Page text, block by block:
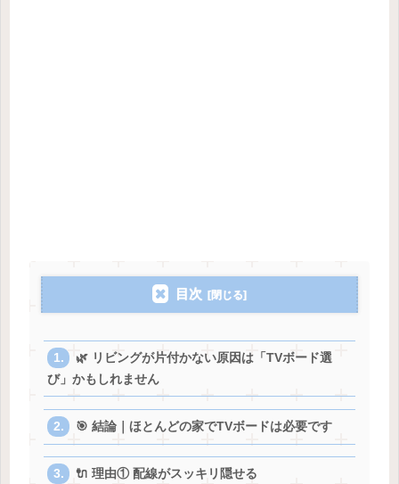
目次
🌿 リビングが片付かない原因は「TVボード選
び」かもしれません
🎯 結論｜ほとんどの家でTVボードは必要です
🔌 理由① 配線がスッキリ隠せる